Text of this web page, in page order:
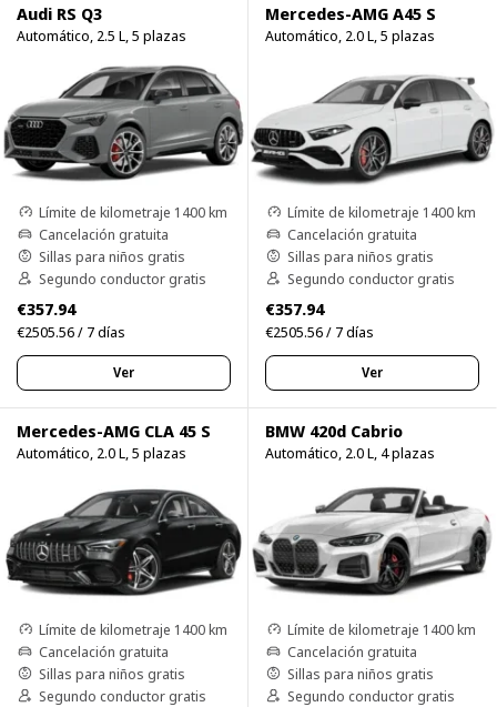
Audi RS Q3
Automático, 2.5 L, 5 plazas
Límite de kilometraje 1400 km
Cancelación gratuita
Sillas para niños gratis
Segundo conductor gratis
€357.94
€2505.56 / 7 días
Ver
Mercedes-AMG A45 S
Automático, 2.0 L, 5 plazas
Límite de kilometraje 1400 km
Cancelación gratuita
Sillas para niños gratis
Segundo conductor gratis
€357.94
€2505.56 / 7 días
Ver
Mercedes-AMG CLA 45 S
Automático, 2.0 L, 5 plazas
Límite de kilometraje 1400 km
Cancelación gratuita
Sillas para niños gratis
Segundo conductor gratis
BMW 420d Cabrio
Automático, 2.0 L, 4 plazas
Límite de kilometraje 1400 km
Cancelación gratuita
Sillas para niños gratis
Segundo conductor gratis